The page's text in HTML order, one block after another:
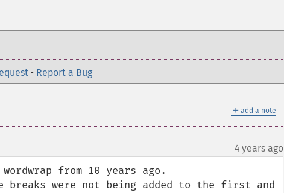
• Report a Bug
＋ add a note
4 years ago
from 10 years ago.
breaks were not being added to the first and